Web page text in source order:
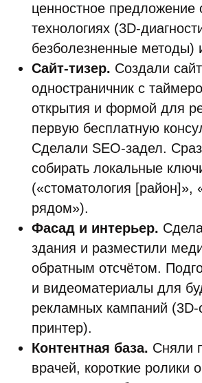
ценностное предложение
технологиях (3D-
безболезненные методы)
Сайт-тизер. Создали
одностраничник с
открытия и формой для
первую бесплатную
Сделали SEO-задел.
собирать локальные
(«стоматология [район]»,
рядом»).
Фасад и интерьер.
здания и разместили
обратным отсчётом.
и видеоматериалы для
рекламных кампаний (3D-
принтер).
Контентная база. Сняли
врачей, короткие ролики о